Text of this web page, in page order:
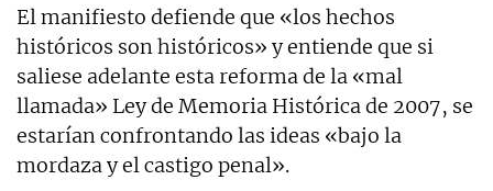
El manifiesto defiende que «los hechos
históricos son históricos» y entiende que si
saliese adelante esta reforma de la «mal
llamada» Ley de Memoria Histórica de 2007, se
estarían confrontando las ideas «bajo la
mordaza y el castigo penal».